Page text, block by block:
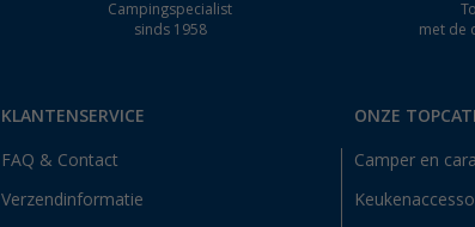
Campingspecialist
sinds 1958
met de
KLANTENSERVICE
FAQ & Contact
Verzendinformatie
ONZE
Camper en